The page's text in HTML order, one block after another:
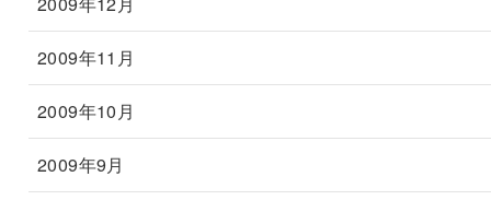
2009年11月
2009年10月
2009年9月